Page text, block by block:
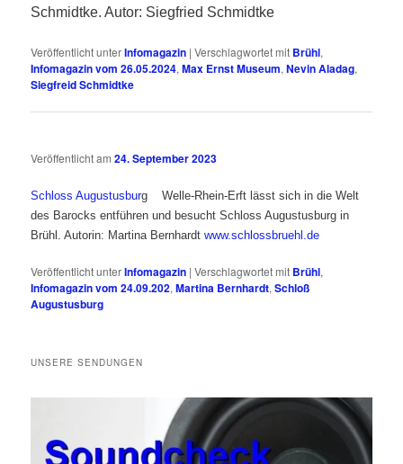
Schmidtke. Autor: Siegfried Schmidtke
Veröffentlicht unterInfomagazin |Verschlagwortet mit Brühl,
Infomagazin vom 26.05.2024,Max Ernst Museum,Nevin Aladag,
Siegfreid Schmidtke
Veröffentlicht am24. September 2023
Schloss AugustusburgWelle-Rhein-Erft lässt sich in die Welt
des Barocks entführen und besucht Schloss Augustusburg in
Brühl. Autorin: Martina Bernhardtwww.schlossbruehl.de
Veröffentlicht unterInfomagazin |Verschlagwortet mit Brühl,
Infomagazin vom 24.09.202,Martina Bernhardt,Schloß
Augustusburg
UNSERE SENDUNGEN